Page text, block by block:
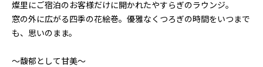
燦里にご宿泊のお客様だけに開かれたやすらぎのラウンジ。
窓の外に広がる四季の花絵巻。優雅なくつろぎの時間をいつまで
も、思いのまま。
〜馥郁として甘美〜